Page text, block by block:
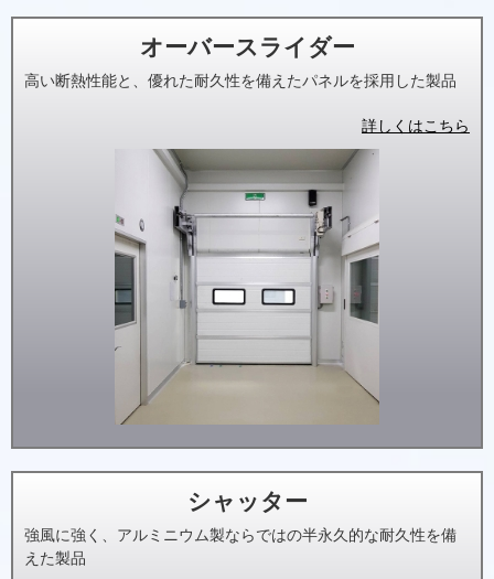
オーバースライダー
高い断熱性能と、優れた耐久性を備えたパネルを採用した製品
詳しくはこちら
シャッター
強風に強く、アルミニウム製ならではの半永久的な耐久性を備
えた製品